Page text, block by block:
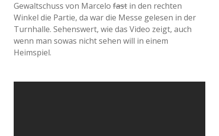
Gewaltschuss von Marcelo fast in den rechten
Winkel die Partie, da war die Messe gelesen in der
Turnhalle. Sehenswert, wie das Video zeigt, auch
wenn man sowas nicht sehen will in einem
Heimspiel.